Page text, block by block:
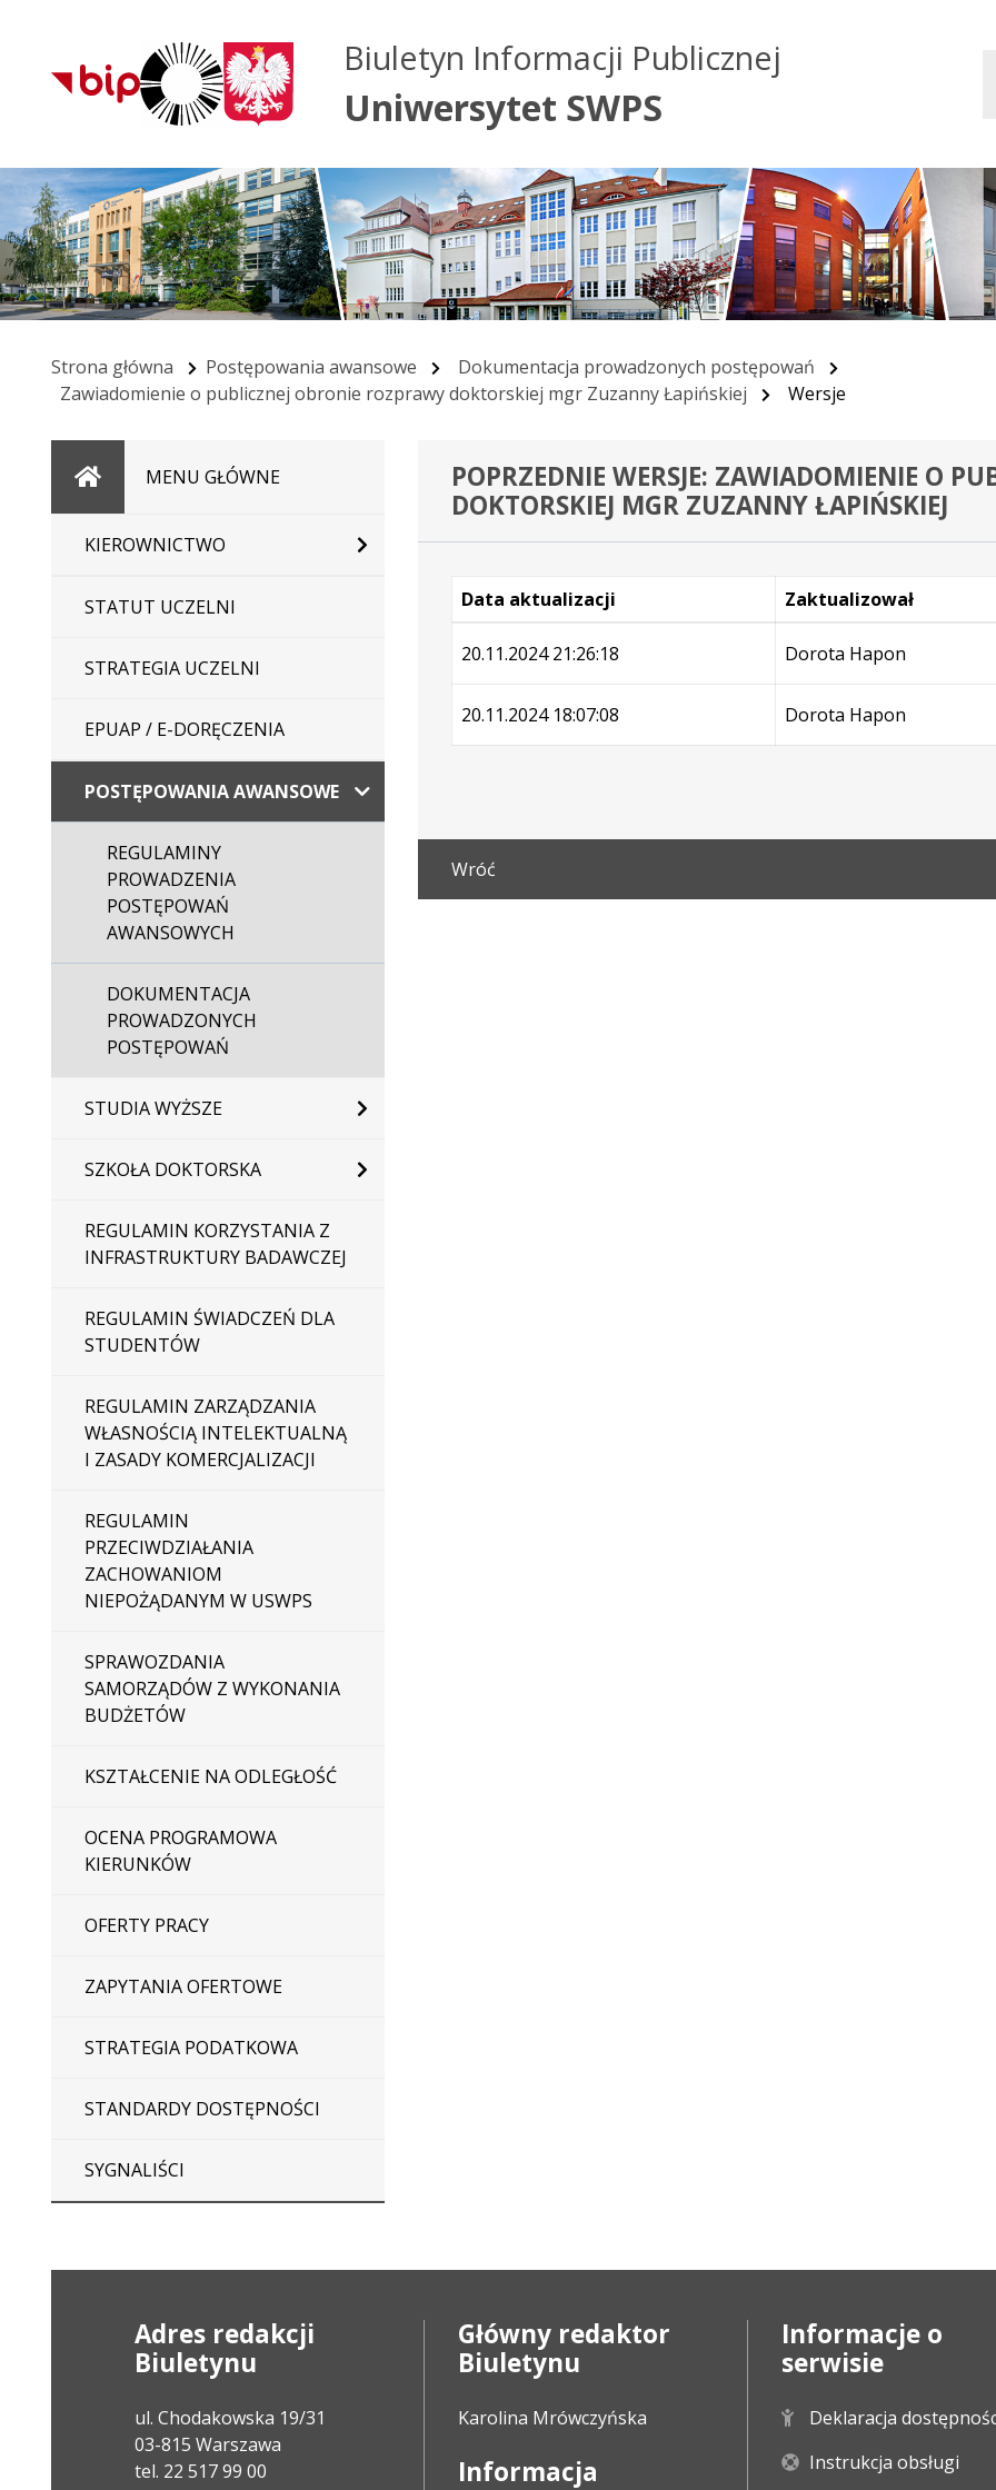
Przejdź do
głównego menu
Przejdź do treści
Przejdź do mapy
serwisu
Biuletyn Informacji Publicznej
Uniwersytet SWPS
Strona główna Postępowania awansowe
Dokumentacja prowadzonych postępowań
Zawiadomienie o publicznej obronie rozprawy doktorskiej mgr Zuzanny Łapińskiej
Wersje
StronaMENU GŁÓWNE
KIEROWNICTWO
STATUT UCZELNI
STRATEGIA UCZELNI
EPUAP / E-DORĘCZENIA
POSTĘPOWANIA AWANSOWE
REGULAMINY
PROWADZENIA
POSTĘPOWAŃ
AWANSOWYCH
DOKUMENTACJA
PROWADZONYCH
POSTĘPOWAŃ
STUDIA WYŻSZE
SZKOŁA DOKTORSKA
REGULAMIN KORZYSTANIA Z
INFRASTRUKTURY BADAWCZEJ
REGULAMIN ŚWIADCZEŃ DLA
STUDENTÓW
REGULAMIN ZARZĄDZANIA
WŁASNOŚCIĄ INTELEKTUALNĄ
I ZASADY KOMERCJALIZACJI
REGULAMIN
PRZECIWDZIAŁANIA
ZACHOWANIOM
NIEPOŻĄDANYM W USWPS
SPRAWOZDANIA
SAMORZĄDÓW Z WYKONANIA
BUDŻETÓW
KSZTAŁCENIE NA ODLEGŁOŚĆ
OCENA PROGRAMOWA
KIERUNKÓW
OFERTY PRACY
ZAPYTANIA OFERTOWE
STRATEGIA PODATKOWA
STANDARDY DOSTĘPNOŚCI
SYGNALIŚCI
POPRZEDNIE WERSJE: ZAWIADOMIENIE O
DOKTORSKIEJ MGR ZUZANNY ŁAPIŃSKIEJ
Data aktualizacji Zaktualizował
20.11.2024 21:26:18
Dorota Hapon
20.11.2024 18:07:08
Dorota Hapon
Wróć
Adres redakcji
Biuletynu
ul. Chodakowska 19/31
03-815 Warszawa
tel. 22 517 99 00
Główny redaktor
Biuletynu
Karolina Mrówczyńska
Informacja
Informacje o
serwisie
Deklaracja
Instrukcja obsługi